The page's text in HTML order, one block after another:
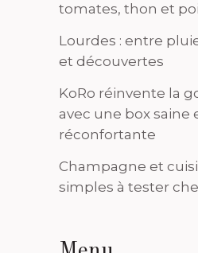
tomates, thon et
Lourdes : entre
et découvertes
KoRo réinvente la
avec une box saine
réconfortante
Champagne et
simples à tester